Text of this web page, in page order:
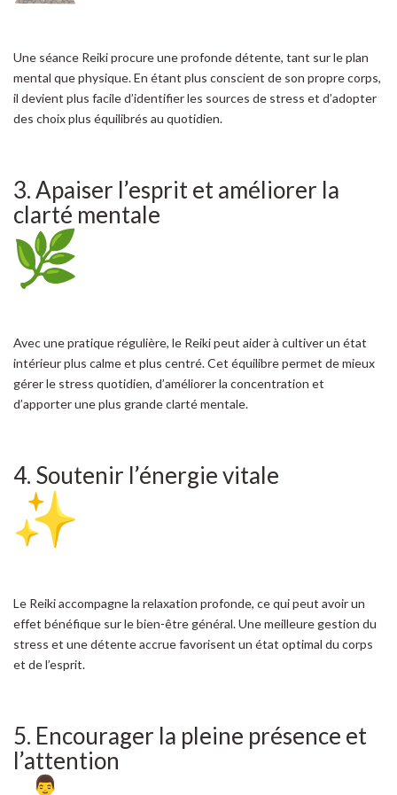
Une séance Reiki procure une profonde détente, tant sur le plan
mental que physique. En étant plus conscient de son propre corps,
il devient plus facile d’identifier les sources de stress et d’adopter
des choix plus équilibrés au quotidien.
3. Apaiser l’esprit et améliorer la
clarté mentale
Avec une pratique régulière, le Reiki peut aider à cultiver un état
intérieur plus calme et plus centré. Cet équilibre permet de mieux
gérer le stress quotidien, d’améliorer la concentration et
d’apporter une plus grande clarté mentale.
4. Soutenir l’énergie vitale
Le Reiki accompagne la relaxation profonde, ce qui peut avoir un
effet bénéfique sur le bien-être général. Une meilleure gestion du
stress et une détente accrue favorisent un état optimal du corps
et de l’esprit.
5. Encourager la pleine présence et
l’attention